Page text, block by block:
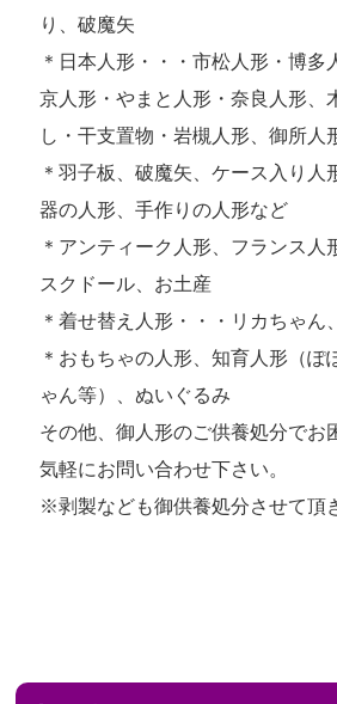
り、破魔矢
＊日本人形・・・市松人形・博多
京人形・やまと人形・奈良人形、
し・干支置物・岩槻人形、御所人
＊羽子板、破魔矢、ケース入り人
器の人形、手作りの人形など
＊アンティーク人形、フランス人
スクドール、お土産
＊着せ替え人形・・・リカちゃん
＊おもちゃの人形、知育人形（ぽ
ゃん等）、ぬいぐるみ
その他、御人形のご供養処分でお
気軽にお問い合わせ下さい。
※剥製なども御供養処分させて頂